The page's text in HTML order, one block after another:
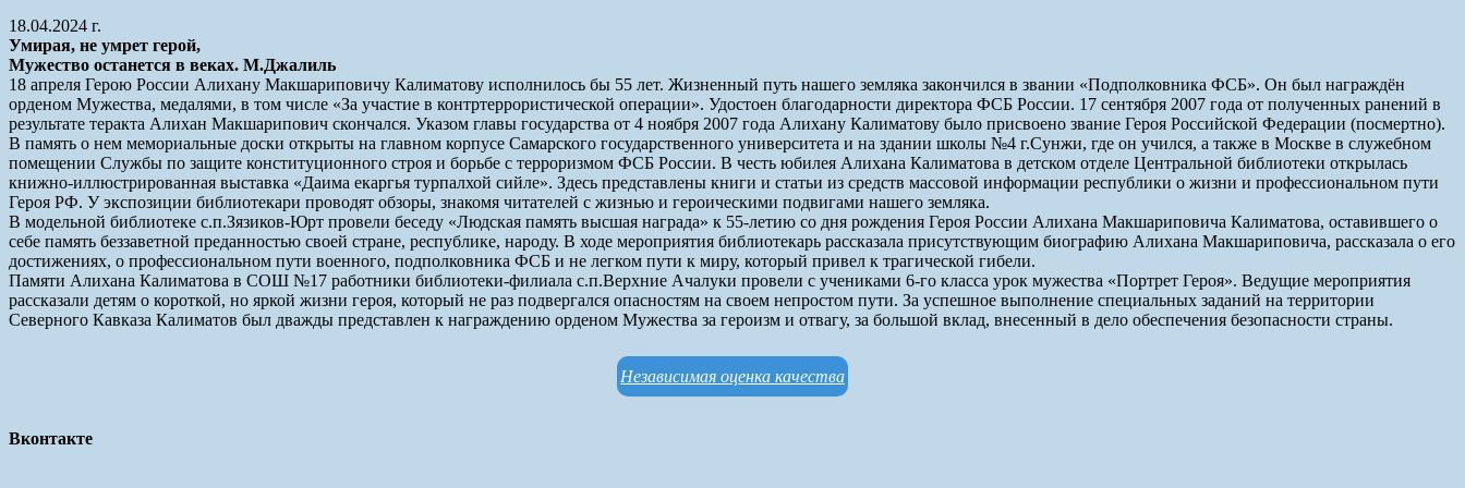
18.04.2024 г.
Умирая, не умрет герой,
Мужество останется в веках. М.Джалиль
18 апреля Герою России Алихану Макшариповичу Калиматову исполнилось бы 55 лет. Жизненный путь нашего земляка закончился в звании «Подполковника ФСБ». Он был награждён
орденом Мужества, медалями, в том числе «За участие в контртеррористической операции». Удостоен благодарности директора ФСБ России. 17 сентября 2007 года от полученных ранений в
результате теракта Алихан Макшарипович скончался. Указом главы государства от 4 ноября 2007 года Алихану Калиматову было присвоено звание Героя Российской Федерации (посмертно).
В память о нем мемориальные доски открыты на главном корпусе Самарского государственного университета и на здании школы №4 г.Сунжи, где он учился, а также в Москве в служебном
помещении Службы по защите конституционного строя и борьбе с терроризмом ФСБ России. В честь юбилея Алихана Калиматова в детском отделе Центральной библиотеки открылась
книжно-иллюстрированная выставка «Даима екаргья турпалхой сийле». Здесь представлены книги и статьи из средств массовой информации республики о жизни и профессиональном пути
Героя РФ. У экспозиции библиотекари проводят обзоры, знакомя читателей с жизнью и героическими подвигами нашего земляка.
В модельной библиотеке с.п.Зязиков-Юрт провели беседу «Людская память высшая награда» к 55-летию со дня рождения Героя России Алихана Макшариповича Калиматова, оставившего о
себе память беззаветной преданностью своей стране, республике, народу. В ходе мероприятия библиотекарь рассказала присутствующим биографию Алихана Макшариповича, рассказала о его
достижениях, о профессиональном пути военного, подполковника ФСБ и не легком пути к миру, который привел к трагической гибели.
Памяти Алихана Калиматова в СОШ №17 работники библиотеки-филиала с.п.Верхние Ачалуки провели с учениками 6-го класса урок мужества «Портрет Героя». Ведущие мероприятия
рассказали детям о короткой, но яркой жизни героя, который не раз подвергался опасностям на своем непростом пути. За успешное выполнение специальных заданий на территории
Северного Кавказа Калиматов был дважды представлен к награждению орденом Мужества за героизм и отвагу, за большой вклад, внесенный в дело обеспечения безопасности страны.
Независимая оценка качества
Вконтакте